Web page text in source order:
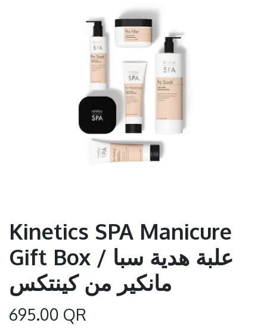
Kinetics SPA Manicure
Gift Box / علبة هدية سبا
مانكير من كينتكس
695.00 QR